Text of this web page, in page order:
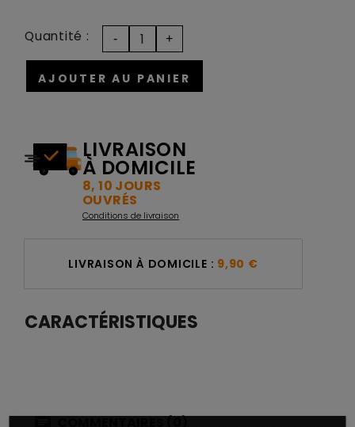
AJOUTER AU PANIER
Quantité :
LIVRAISON
À DOMICILE
8, 10 JOURS
OUVRÉS
Conditions de livraison
LIVRAISON À DOMICILE : 9,90 €
CARACTÉRISTIQUES